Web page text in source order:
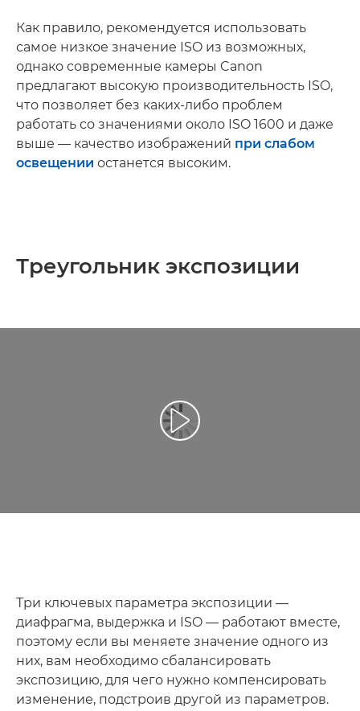
Как правило, рекомендуется использовать
самое низкое значение ISO из возможных,
однако современные камеры Canon
предлагают высокую производительность ISO,
что позволяет без каких-либо проблем
работать со значениями около ISO 1600 и даже
выше — качество изображений при слабом
освещении останется высоким.
Треугольник экспозиции
Воспроизведение видео
Три ключевых параметра экспозиции —
диафрагма, выдержка и ISO — работают вместе,
поэтому если вы меняете значение одного из
них, вам необходимо сбалансировать
экспозицию, для чего нужно компенсировать
изменение, подстроив другой из параметров.